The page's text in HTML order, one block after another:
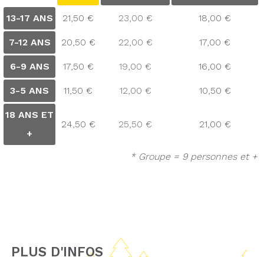
13-17 ANS 21,50 € 23,00 € 18,00 €
7-12 ANS 20,50 € 22,00 € 17,00 €
6-9 ANS 17,50 € 19,00 € 16,00 €
3-5 ANS 11,50 € 12,00 € 10,50 €
18 ANS ET
+
24,50 € 25,50 € 21,00 €
* Groupe = 9 personnes et +
PLUS D'INFOS